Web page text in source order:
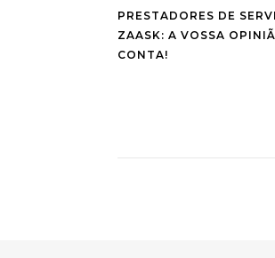
PRESTADORES DE
ZAASK: A VOSSA
CONTA!